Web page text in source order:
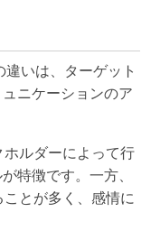
いは、ターゲット
ニケーションのア
ルダーによって行
特徴です。一方、
とが多く、感情に